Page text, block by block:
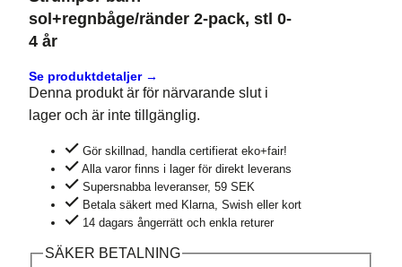
sol+regnbåge/ränder 2-pack, stl 0-
4 år
Se produktdetaljer →
Denna produkt är för närvarande slut i
lager och är inte tillgänglig.
Gör skillnad, handla certifierat eko+fair!
Alla varor finns i lager för direkt leverans
Supersnabba leveranser, 59 SEK
Betala säkert med Klarna, Swish eller kort
14 dagars ångerrätt och enkla returer
SÄKER BETALNING